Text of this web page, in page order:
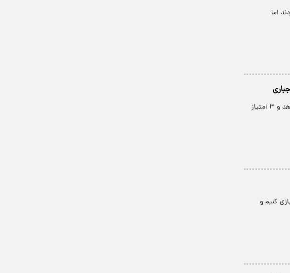
اما
تیم فوتبال مس موفق شد در دیداری خارج از خانه تیم پیکان را شکست دهد و ۳ امتیاز
کنیم و